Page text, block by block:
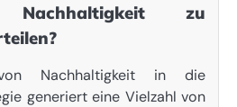
zu
Nachhaltigkeit in die
generiert eine Vielzahl von